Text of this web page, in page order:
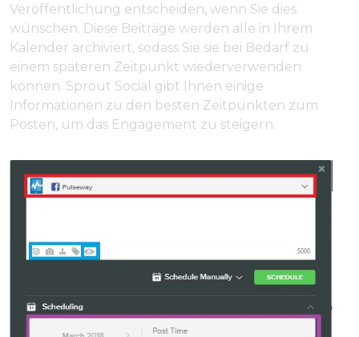
Veröffentlichung entscheiden, wenn Sie dies
wünschen. Diese Beiträge werden alle in Ihrem
Kalender archiviert, sodass Sie sie bei Bedarf zu
einem späteren Zeitpunkt wiederverwenden
können. Sprout Social gibt Ihnen einige
Informationen zu den besten Zeitpunkten zum
Posten, um das Engagement zu steigern.